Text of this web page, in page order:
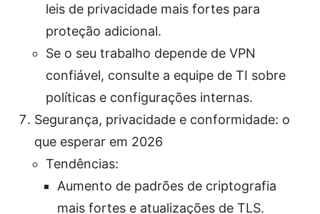
leis de privacidade mais fortes para
proteção adicional.
Se o seu trabalho depende de VPN
confiável, consulte a equipe de TI sobre
políticas e configurações internas.
Segurança, privacidade e conformidade: o
que esperar em 2026
Tendências:
Aumento de padrões de criptografia
mais fortes e atualizações de TLS.